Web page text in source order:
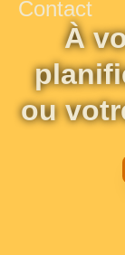
Contact
À
ou